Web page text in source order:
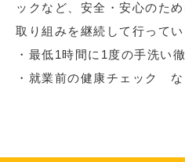
ックなど、安全・安心のた
取り組みを継続して行ってい
・最低1時間に1度の手洗い
・就業前の健康チェック な